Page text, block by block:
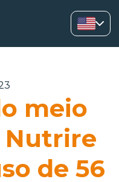
meio
Nutrire
de 56